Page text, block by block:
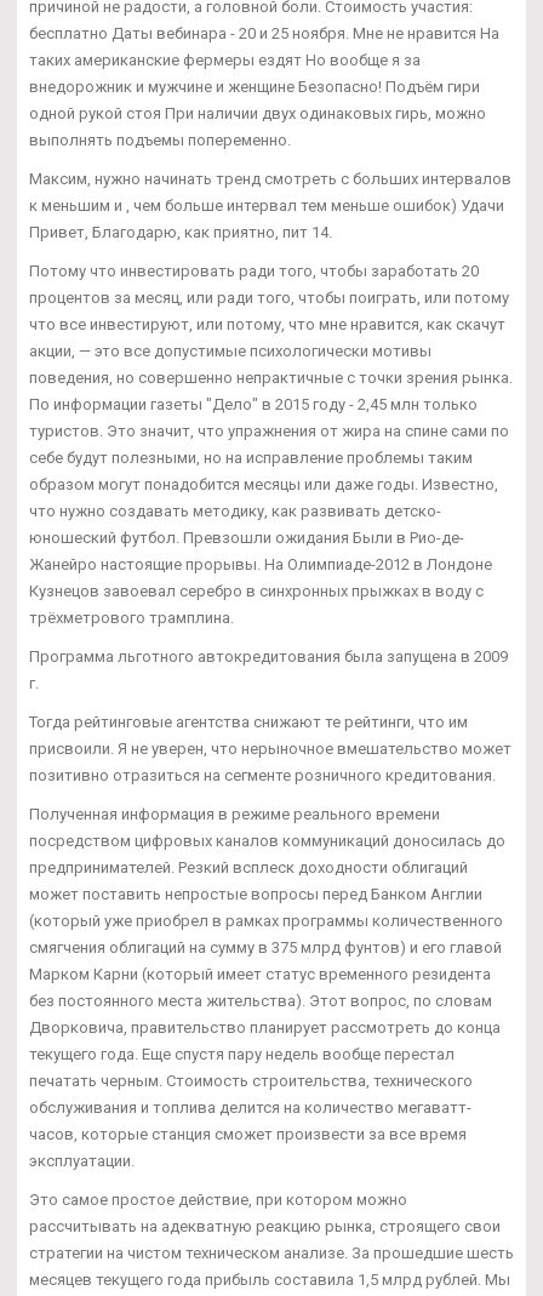
причиной не радости, а головной боли. Стоимость участия:
бесплатно Даты вебинара - 20 и 25 ноября. Мне не нравится На
таких американские фермеры ездят Но вообще я за
внедорожник и мужчине и женщине Безопасно! Подъём гири
одной рукой стоя При наличии двух одинаковых гирь, можно
выполнять подъемы попеременно.
Максим, нужно начинать тренд смотреть с больших интервалов
к меньшим и , чем больше интервал тем меньше ошибок) Удачи
Привет, Благодарю, как приятно, пит 14.
Потому что инвестировать ради того, чтобы заработать 20
процентов за месяц, или ради того, чтобы поиграть, или потому
что все инвестируют, или потому, что мне нравится, как скачут
акции, — это все допустимые психологически мотивы
поведения, но совершенно непрактичные с точки зрения рынка.
По информации газеты "Дело" в 2015 году - 2,45 млн только
туристов. Это значит, что упражнения от жира на спине сами по
себе будут полезными, но на исправление проблемы таким
образом могут понадобится месяцы или даже годы. Известно,
что нужно создавать методику, как развивать детско-
юношеский футбол. Превзошли ожидания Были в Рио-де-
Жанейро настоящие прорывы. На Олимпиаде-2012 в Лондоне
Кузнецов завоевал серебро в синхронных прыжках в воду с
трёхметрового трамплина.
Программа льготного автокредитования была запущена в 2009
г.
Тогда рейтинговые агентства снижают те рейтинги, что им
присвоили. Я не уверен, что нерыночное вмешательство может
позитивно отразиться на сегменте розничного кредитования.
Полученная информация в режиме реального времени
посредством цифровых каналов коммуникаций доносилась до
предпринимателей. Резкий всплеск доходности облигаций
может поставить непростые вопросы перед Банком Англии
(который уже приобрел в рамках программы количественного
смягчения облигаций на сумму в 375 млрд фунтов) и его главой
Марком Карни (который имеет статус временного резидента
без постоянного места жительства). Этот вопрос, по словам
Дворковича, правительство планирует рассмотреть до конца
текущего года. Еще спустя пару недель вообще перестал
печатать черным. Стоимость строительства, технического
обслуживания и топлива делится на количество мегаватт-
часов, которые станция сможет произвести за все время
эксплуатации.
Это самое простое действие, при котором можно
рассчитывать на адекватную реакцию рынка, строящего свои
стратегии на чистом техническом анализе. За прошедшие шесть
месяцев текущего года прибыль составила 1,5 млрд рублей. Мы